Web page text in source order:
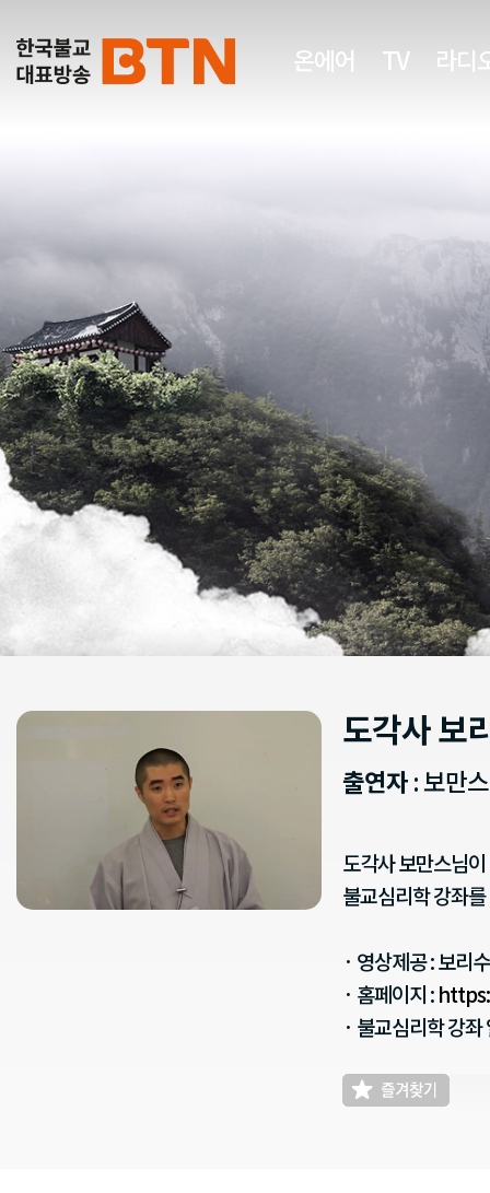
온에어 TV 라디
도각사 보
출연자: 보만
도각사 보만스님
불교심리학 강좌
· 영상제공 : 보리
· 홈페이지 :
· 불교심리학 강